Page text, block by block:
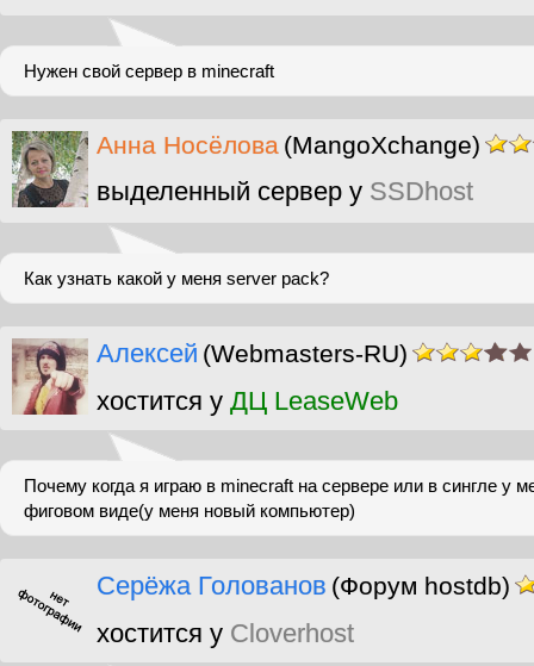
Нужен свой сервер в minecraft
Анна Носёлова (MangoXchange)
выделенный сервер у SSDhost
Как узнать какой у меня server pack?
Алексей (Webmasters-RU)
хостится у ДЦ LeaseWeb
Почему когда я играю в minecraft на сервере или в сингле у
фиговом виде(у меня новый компьютер)
Серёжа Голованов (Форум hostdb)
хостится у Cloverhost